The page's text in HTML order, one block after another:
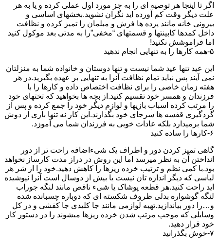
اگر تا اینجا هر توصیه ای را به جز مورد اول عملی کرده و یا به هر
علت دیگر وقت کم آورده اید نگران نشوید.بخشهای اساسی و
بیرونی خانه مانند پرده ها فرش و مبلمان را تمیز کرده و نظافت
داخل کمدها کابینتها و قسمتهای “مخفی”را به مدتی بعد موکول کنید
اما فراموشش نکنید!
۵-همه کارها را به تنهایی انجام ندهید
این عید تنها عید شما نیست و تنها دوستان و خانواده شما به منزلتان
نمی آیند پس نباید تمام نظافت آنرا به تنهایی بر عهده بگیرید.در هر
هفته زمان خاصی را برای نظافت اختصاص داده و کارها را با
فرزندان و همسر خود تقسیم کنید.از بچه ها بخواهید که تختهای خود
را مرتب کرده اسباب بازیها و لوازم دیگر خود را جمع کرده و پس از
گردگیری قفسه ها سرجای خود بگذارند.این کار نه تنها باری از دوش
شما برمیدارد بلکه عادات خوبی به فرزندان شما می آموزد.
۶-کارها را ساده کنید
گاهی تمیز کردن دور و اطراف یک شیءاضافه راحت تر از دور
انداختن آن به نظر میرسد اما این روش در دراز مدت کارساز نخواهد
بود.با کمی نظم و ترتیب خرده ریزها را کاهش دهید.خود را از شر هر
لباسی که دیگر اندازه تان نیست یا بیش از دوسال است آنرا نپوشیده
اید راحت کنید.هر قطعه پوشاک یا شیء ناقص مانند لنگه جوراب
لنگه گوشواره بدلی ظروف شکسته ای که دوباره چسبانده شده
و…را دور بیاندازید.تهیه لوازمی مانند جا کلیدی جا کفشی و در کل
وسایلی که موجب مرتب شدن خرده ریزها میشوند را در دستور کار
خود قرار دهید.
۷-خوش بگذرانید